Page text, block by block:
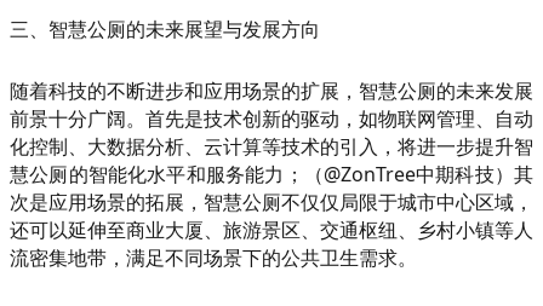
三、智慧公厕的未来展望与发展方向
随着科技的不断进步和应用场景的扩展，智慧公厕的未来发展
前景十分广阔。首先是技术创新的驱动，如物联网管理、自动
化控制、大数据分析、云计算等技术的引入，将进一步提升智
慧公厕的智能化水平和服务能力；（@ZonTree中期科技）其
次是应用场景的拓展，智慧公厕不仅仅局限于城市中心区域，
还可以延伸至商业大厦、旅游景区、交通枢纽、乡村小镇等人
流密集地带，满足不同场景下的公共卫生需求。